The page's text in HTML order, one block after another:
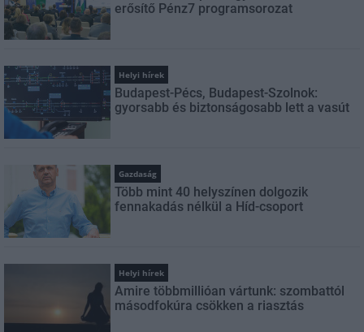
erősítő Pénz7 programsorozat
Helyi hírek
Budapest-Pécs, Budapest-Szolnok:
gyorsabb és biztonságosabb lett a vasút
Gazdaság
Több mint 40 helyszínen dolgozik
fennakadás nélkül a Híd-csoport
Helyi hírek
Amire többmillióan vártunk: szombattól
másodfokúra csökken a riasztás